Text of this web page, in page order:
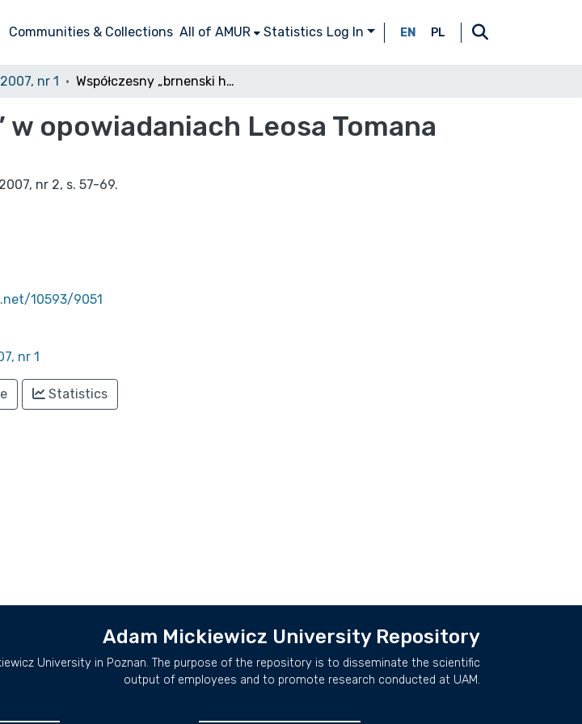
Communities & Collections All of AMUR Statistics Log In EN PL
nr 1 Współczesny „brnenski hantec” w opowiadaniach Leosa Tomana
w opowiadaniach Leosa Tomana
nr 2, s. 57-69.
10593/9051
nr 1
Statistics
Adam Mickiewicz University Repository
University in Poznan. The purpose of the repository is to disseminate the scientific
output of employees and to promote research conducted at UAM.